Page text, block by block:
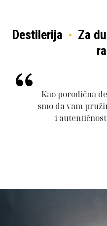
Destilerija
Za
Kao porodična
smo da vam
i